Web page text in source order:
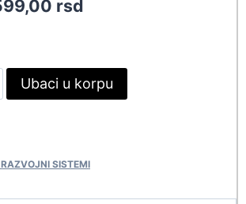
658,90 rsd.
rsd
599,00 rsd.
Ubaci u korpu
SISTEMI